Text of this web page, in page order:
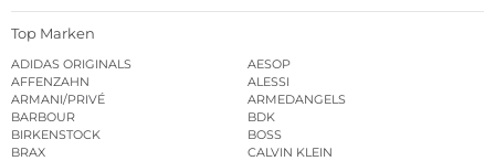
Top Marken
ADIDAS ORIGINALS
AESOP
AFFENZAHN
ALESSI
ARMANI/PRIVÉ
ARMEDANGELS
BARBOUR
BDK
BIRKENSTOCK
BOSS